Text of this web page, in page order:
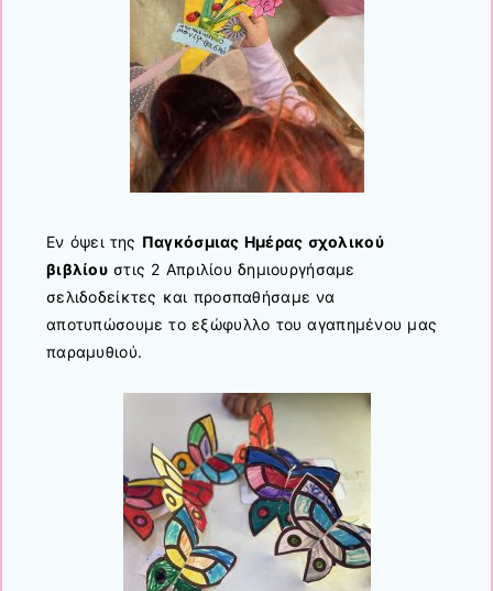
Εν όψει της Παγκόσμιας Ημέρας σχολικού
βιβλίουστις 2 Απριλίου δημιουργήσαμε
σελιδοδείκτες και προσπαθήσαμε να
αποτυπώσουμε το εξώφυλλο του αγαπημένου μας
παραμυθιού.